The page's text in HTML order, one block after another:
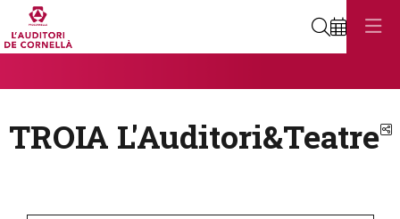
Cerca
TROIA L'Auditori&Teatre